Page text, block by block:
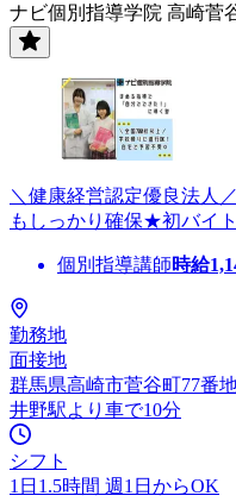
ナビ個別指導学院 高崎菅
＼健康経営認定優良法人
もしっかり確保★初バイ
個別指導講師時給
勤務地
面接地
群馬県高崎市菅谷町77番
井野駅より車で10分
シフト
1日1.5時間 週1日からOK